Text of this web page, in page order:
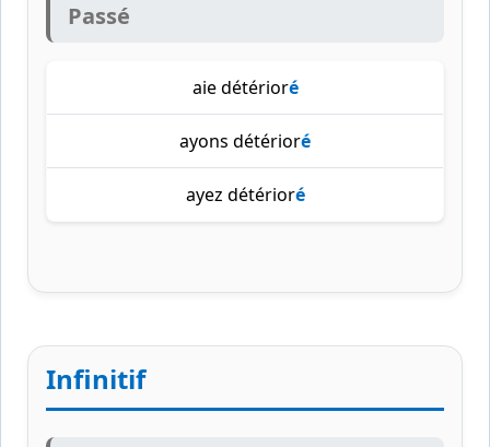
Passé
aie détérioré
ayons détérioré
ayez détérioré
Infinitif